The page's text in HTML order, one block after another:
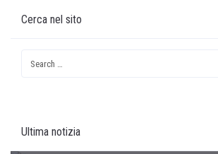
Cerca nel sito
Ultima notizia
MENZIONE DI MERITO